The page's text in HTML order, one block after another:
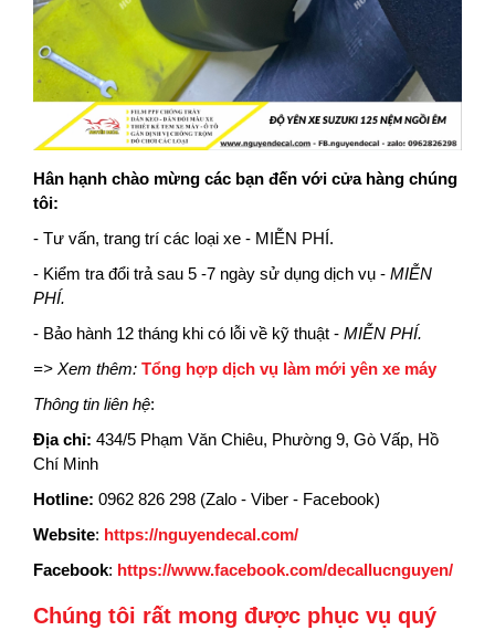
Hân hạnh chào mừng các bạn đến với cửa hàng chúng
tôi:
- Tư vấn, trang trí các loại xe - MIỄN PHÍ.
- Kiểm tra đổi trả sau 5 -7 ngày sử dụng dịch vụ - MIỄN
PHÍ.
- Bảo hành 12 tháng khi có lỗi về kỹ thuật - MIỄN PHÍ.
=> Xem thêm: Tổng hợp dịch vụ làm mới yên xe máy
Thông tin liên hệ:
Địa chỉ: 434/5 Phạm Văn Chiêu, Phường 9, Gò Vấp, Hồ
Chí Minh
Hotline: 0962 826 298 (Zalo - Viber - Facebook)
Website: https://nguyendecal.com/
Facebook: https://www.facebook.com/decallucnguyen/
Chúng tôi rất mong được phục vụ quý